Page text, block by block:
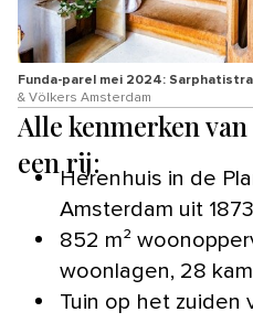
Funda-parel mei 2024:
& Völkers Amsterdam
Alle kenmerken
een rij:Herenhuis in de
Amsterdam uit 1873
852 m²
woonlagen, 28
Tuin op het zuiden